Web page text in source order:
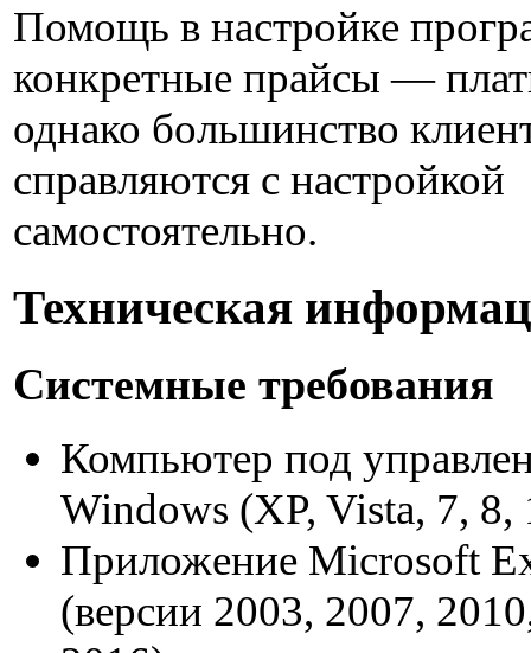
Помощь в настройке
конкретные прайсы —
однако большинство
справляются с настройкой
самостоятельно.
Техническая
Системные требования
Компьютер под
Windows (XP, Vista, 7, 8,
Приложение Microsoft
(версии 2003, 2007,